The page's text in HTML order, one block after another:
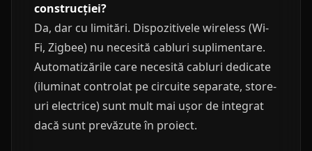
construcției?
Da, dar cu limitări. Dispozitivele wireless (Wi-
Fi, Zigbee) nu necesită cabluri suplimentare.
Automatizările care necesită cabluri dedicate
(iluminat controlat pe circuite separate, store-
uri electrice) sunt mult mai ușor de integrat
dacă sunt prevăzute în proiect.